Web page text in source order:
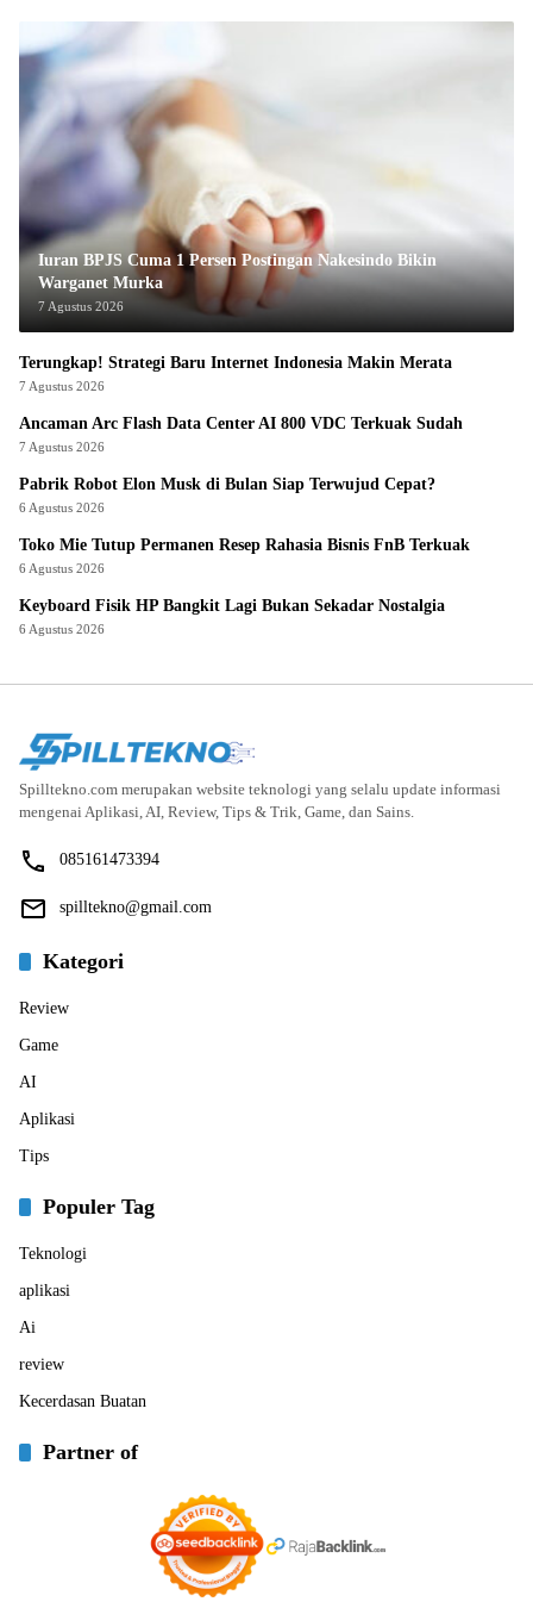
Iuran BPJS Cuma 1 Persen Postingan Nakesindo Bikin
Warganet Murka
7 Agustus 2026
Terungkap! Strategi Baru Internet Indonesia Makin Merata
7 Agustus 2026
Ancaman Arc Flash Data Center AI 800 VDC Terkuak Sudah
7 Agustus 2026
Pabrik Robot Elon Musk di Bulan Siap Terwujud Cepat?
6 Agustus 2026
Toko Mie Tutup Permanen Resep Rahasia Bisnis FnB Terkuak
6 Agustus 2026
Keyboard Fisik HP Bangkit Lagi Bukan Sekadar Nostalgia
6 Agustus 2026
Spilltekno.com merupakan website teknologi yang selalu update informasi
mengenai Aplikasi, AI, Review, Tips & Trik, Game, dan Sains.
085161473394
spilltekno@gmail.com
Kategori
Review
Game
AI
Aplikasi
Tips
Populer Tag
Teknologi
aplikasi
Ai
review
Kecerdasan Buatan
Partner of